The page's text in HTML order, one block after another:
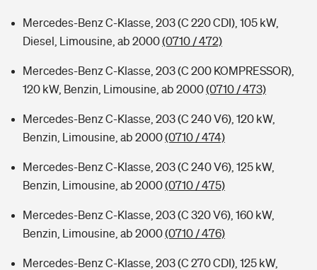
Mercedes-Benz C-Klasse, 203 (C 220 CDI), 105 kW,
Diesel, Limousine, ab 2000(0710 / 472)
Mercedes-Benz C-Klasse, 203 (C 200 KOMPRESSOR),
120 kW, Benzin, Limousine, ab 2000(0710 / 473)
Mercedes-Benz C-Klasse, 203 (C 240 V6), 120 kW,
Benzin, Limousine, ab 2000(0710 / 474)
Mercedes-Benz C-Klasse, 203 (C 240 V6), 125 kW,
Benzin, Limousine, ab 2000(0710 / 475)
Mercedes-Benz C-Klasse, 203 (C 320 V6), 160 kW,
Benzin, Limousine, ab 2000(0710 / 476)
Mercedes-Benz C-Klasse, 203 (C 270 CDI), 125 kW,